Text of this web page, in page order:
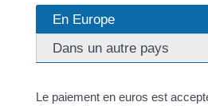
En Europe
Dans un autre pays
Le paiement en euros est